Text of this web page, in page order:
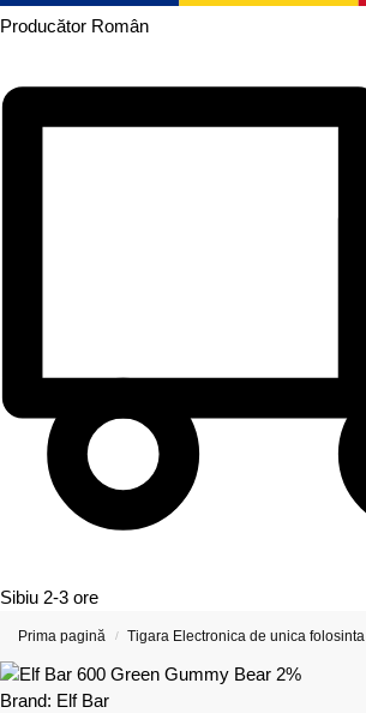
Producător Român
Sibiu 2-3 ore
Prima pagină / Tigara Electronica de unica folosinta
Brand: Elf Bar